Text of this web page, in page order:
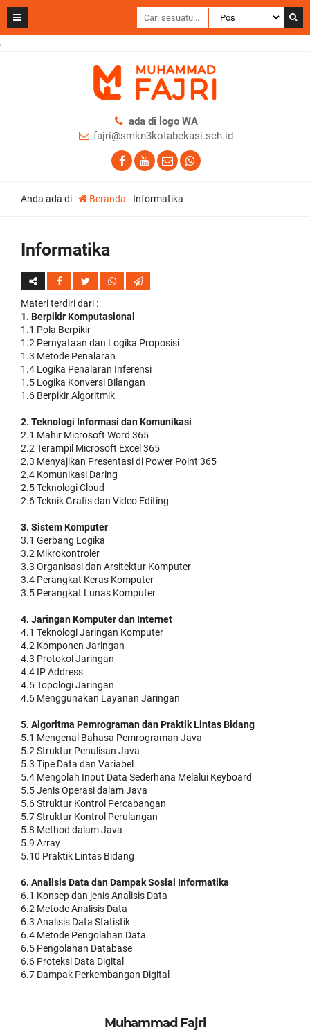
ada di logo WA
fajri@smkn3kotabekasi.sch.id
Anda ada di : Beranda - Informatika
Informatika
Materi terdiri dari :
1. Berpikir Komputasional
1.1 Pola Berpikir
1.2 Pernyataan dan Logika Proposisi
1.3 Metode Penalaran
1.4 Logika Penalaran Inferensi
1.5 Logika Konversi Bilangan
1.6 Berpikir Algoritmik
2. Teknologi Informasi dan Komunikasi
2.1 Mahir Microsoft Word 365
2.2 Terampil Microsoft Excel 365
2.3 Menyajikan Presentasi di Power Point 365
2.4 Komunikasi Daring
2.5 Teknologi Cloud
2.6 Teknik Grafis dan Video Editing
3. Sistem Komputer
3.1 Gerbang Logika
3.2 Mikrokontroler
3.3 Organisasi dan Arsitektur Komputer
3.4 Perangkat Keras Komputer
3.5 Perangkat Lunas Komputer
4. Jaringan Komputer dan Internet
4.1 Teknologi Jaringan Komputer
4.2 Komponen Jaringan
4.3 Protokol Jaringan
4.4 IP Address
4.5 Topologi Jaringan
4.6 Menggunakan Layanan Jaringan
5. Algoritma Pemrograman dan Praktik Lintas Bidang
5.1 Mengenal Bahasa Pemrograman Java
5.2 Struktur Penulisan Java
5.3 Tipe Data dan Variabel
5.4 Mengolah Input Data Sederhana Melalui Keyboard
5.5 Jenis Operasi dalam Java
5.6 Struktur Kontrol Percabangan
5.7 Struktur Kontrol Perulangan
5.8 Method dalam Java
5.9 Array
5.10 Praktik Lintas Bidang
6. Analisis Data dan Dampak Sosial Informatika
6.1 Konsep dan jenis Analisis Data
6.2 Metode Analisis Data
6.3 Analisis Data Statistik
6.4 Metode Pengolahan Data
6.5 Pengolahan Database
6.6 Proteksi Data Digital
6.7 Dampak Perkembangan Digital
Muhammad Fajri